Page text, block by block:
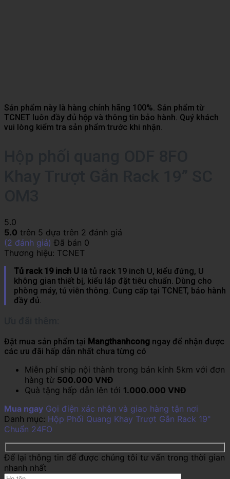
Sản phẩm này là hàng chính hãng 100%. Sản phẩm từ
TCNET luôn đầy đủ hộp và thông tin bảo hành. Quý khách
vui lòng kiểm tra sản phẩm trước khi nhận.
5.0
5.0 trên 5 dựa trên 2 đánh giá
(2 đánh giá) Đã bán 0
Thương hiệu: TCNET
Tủ rack 19 inch U là tủ rack 19 inch U, kiểu đứng, U
không gian thiết bị, kiểu lắp đặt tiêu chuẩn. Dùng cho
phòng máy, tủ viễn thông. Cung cấp tại TCNET, bảo hành
đầy đủ.
Đặt mua sản phẩm tại Mangthanhcong ngay để nhận được
các ưu đãi hấp dẫn nhất chưa từng có
Miễn phí ship nội thành trong bán kính 5km với đơn
hàng từ 500.000 VNĐ
Quà tặng hấp dẫn lên tới 1.000.000 VNĐ
Mua ngay Gọi điện xác nhận và giao hàng tận nơi
Danh mục: Hộp Phối Quang Khay Trượt Gắn Rack 19"
Chuẩn 24FO
Để lại thông tin để được chúng tôi tư vấn trong thời gian
nhanh nhất